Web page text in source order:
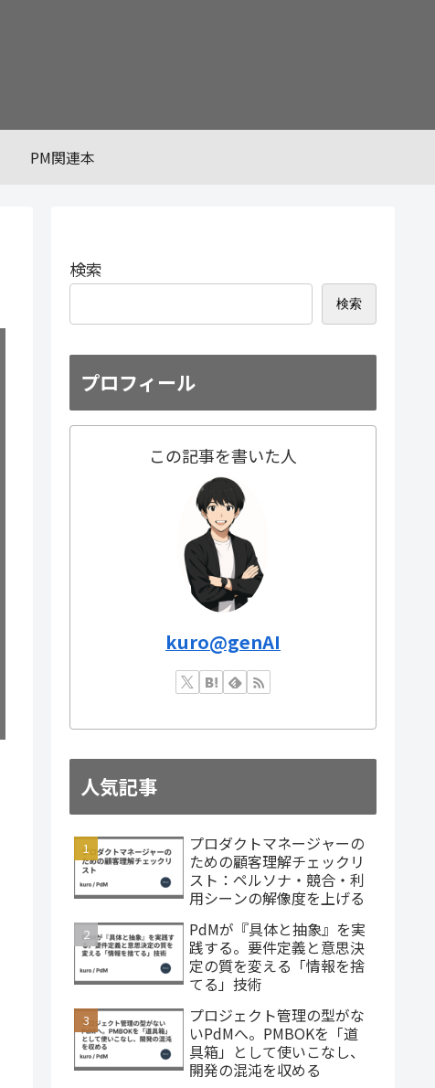
PM関連本
検索
検索
プロフィール
この記事を書いた人
kuro@genAI
人気記事
プロダクトマネージャーの
ための顧客理解チェックリ
スト：ペルソナ・競合・利
用シーンの解像度を上げる
PdMが『具体と抽象』を実
践する。要件定義と意思決
定の質を変える「情報を捨
てる」技術
プロジェクト管理の型がな
いPdMへ。PMBOKを「道
具箱」として使いこなし、
開発の混沌を収める